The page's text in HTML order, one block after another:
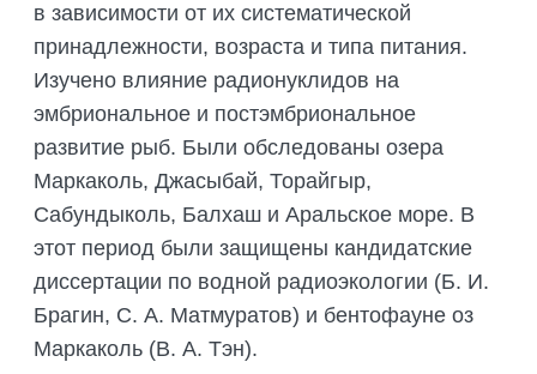
в зависимости от их систематической
принадлежности, возраста и типа питания.
Изучено влияние радионуклидов на
эмбриональное и постэмбриональное
развитие рыб. Были обследованы озера
Маркаколь, Джасыбай, Торайгыр,
Сабундыколь, Балхаш и Аральское море. В
этот период были защищены кандидатские
диссертации по водной радиоэкологии (Б. И.
Брагин, С. А. Матмуратов) и бентофауне оз
Маркаколь (В. А. Тэн).